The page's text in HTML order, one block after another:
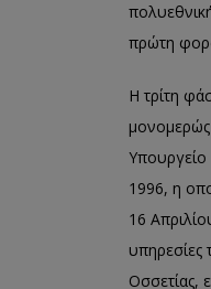
πρώτη
Η τρίτη
μονομερώς
Υπουργείο
1996, η
16
υπηρεσίες
Οσσετίας,